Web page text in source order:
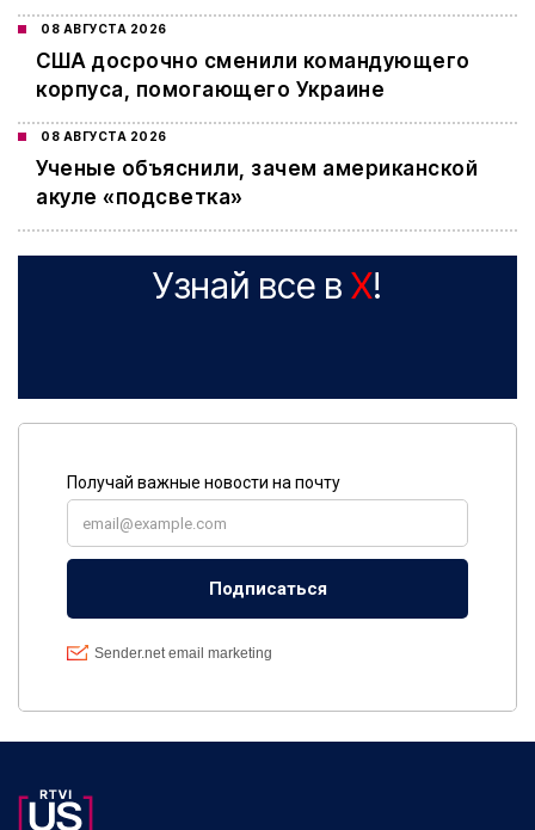
08 АВГУСТА 2026
США досрочно сменили командующего
корпуса, помогающего Украине
08 АВГУСТА 2026
Ученые объяснили, зачем американской
акуле «подсветка»
Узнай все в X!